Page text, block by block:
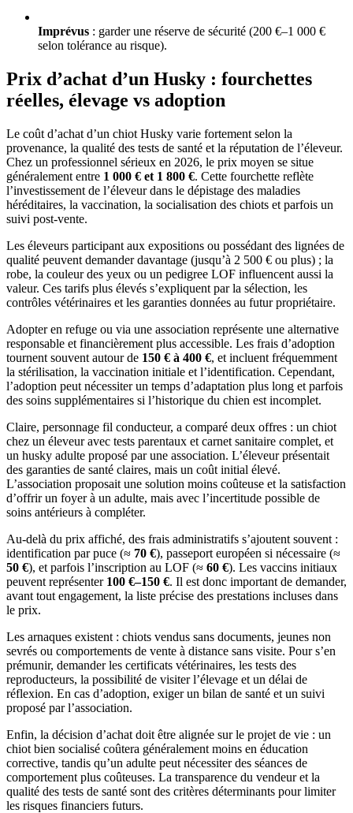
Imprévus : garder une réserve de sécurité (200 €–1 000 €
selon tolérance au risque).
Prix d’achat d’un Husky : fourchettes
réelles, élevage vs adoption
Le coût d’achat d’un chiot Husky varie fortement selon la
provenance, la qualité des tests de santé et la réputation de l’éleveur.
Chez un professionnel sérieux en 2026, le prix moyen se situe
généralement entre 1 000 € et 1 800 €. Cette fourchette reflète
l’investissement de l’éleveur dans le dépistage des maladies
héréditaires, la vaccination, la socialisation des chiots et parfois un
suivi post-vente.
Les éleveurs participant aux expositions ou possédant des lignées de
qualité peuvent demander davantage (jusqu’à 2 500 € ou plus) ; la
robe, la couleur des yeux ou un pedigree LOF influencent aussi la
valeur. Ces tarifs plus élevés s’expliquent par la sélection, les
contrôles vétérinaires et les garanties données au futur propriétaire.
Adopter en refuge ou via une association représente une alternative
responsable et financièrement plus accessible. Les frais d’adoption
tournent souvent autour de 150 € à 400 €, et incluent fréquemment
la stérilisation, la vaccination initiale et l’identification. Cependant,
l’adoption peut nécessiter un temps d’adaptation plus long et parfois
des soins supplémentaires si l’historique du chien est incomplet.
Claire, personnage fil conducteur, a comparé deux offres : un chiot
chez un éleveur avec tests parentaux et carnet sanitaire complet, et
un husky adulte proposé par une association. L’éleveur présentait
des garanties de santé claires, mais un coût initial élevé.
L’association proposait une solution moins coûteuse et la satisfaction
d’offrir un foyer à un adulte, mais avec l’incertitude possible de
soins antérieurs à compléter.
Au-delà du prix affiché, des frais administratifs s’ajoutent souvent :
identification par puce (≈ 70 €), passeport européen si nécessaire (≈
50 €), et parfois l’inscription au LOF (≈ 60 €). Les vaccins initiaux
peuvent représenter 100 €–150 €. Il est donc important de demander,
avant tout engagement, la liste précise des prestations incluses dans
le prix.
Les arnaques existent : chiots vendus sans documents, jeunes non
sevrés ou comportements de vente à distance sans visite. Pour s’en
prémunir, demander les certificats vétérinaires, les tests des
reproducteurs, la possibilité de visiter l’élevage et un délai de
réflexion. En cas d’adoption, exiger un bilan de santé et un suivi
proposé par l’association.
Enfin, la décision d’achat doit être alignée sur le projet de vie : un
chiot bien socialisé coûtera généralement moins en éducation
corrective, tandis qu’un adulte peut nécessiter des séances de
comportement plus coûteuses. La transparence du vendeur et la
qualité des tests de santé sont des critères déterminants pour limiter
les risques financiers futurs.